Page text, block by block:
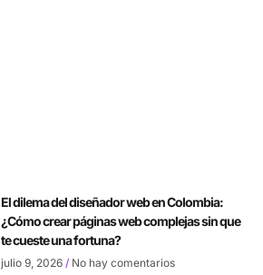
El dilema del diseñador web en Colombia:
¿Cómo crear páginas web complejas sin que
te cueste una fortuna?
julio 9, 2026 No hay comentarios